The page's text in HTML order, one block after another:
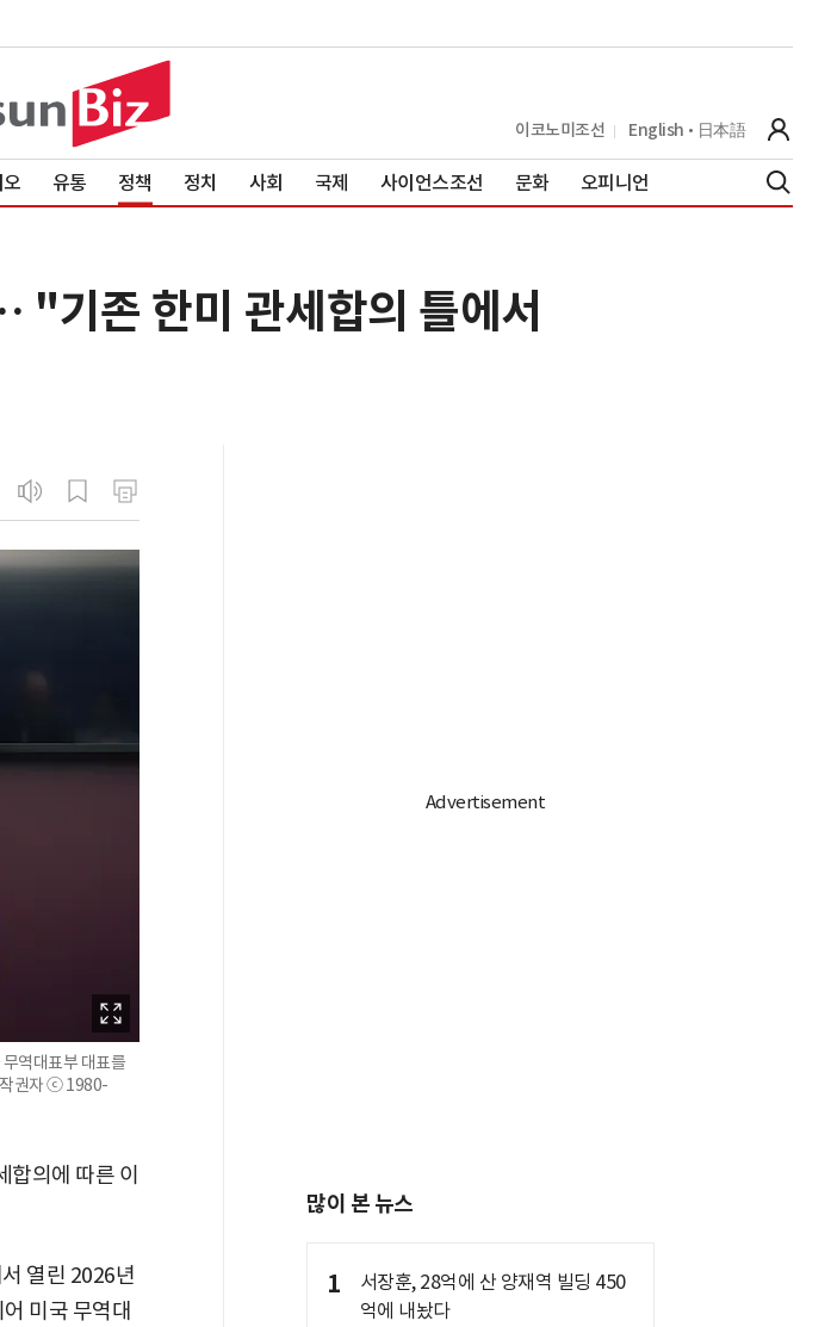
이코노미조선 English 日本語
유통 정책 정치 사회 국제 사이언스조선 문화 오피니언
기존 한미 관세합의 틀에서
역대표부 대표를
권자 ⓒ 1980-
의에 따른 이
열린 2026년
미국 무역대
많이 본 뉴스
1
서장훈, 28억에 산 양재역 빌딩 450
억에 내놨다